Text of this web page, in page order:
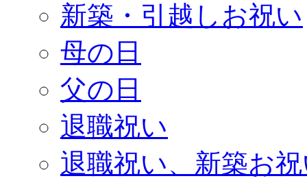
新築・引越しお祝い
母の日
父の日
退職祝い
退職祝い、新築お